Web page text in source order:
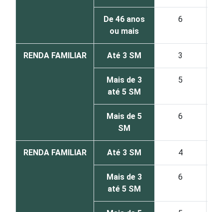
De 46 anos
ou mais
6
RENDA FAMILIAR Até 3 SM 3
Mais de 3
até 5 SM
5
Mais de 5
SM
6
RENDA FAMILIAR Até 3 SM 4
Mais de 3
até 5 SM
6